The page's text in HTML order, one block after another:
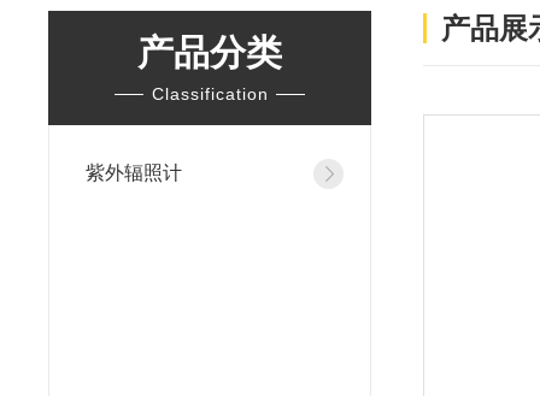
产品分类
Classification
紫外辐照计
产品展